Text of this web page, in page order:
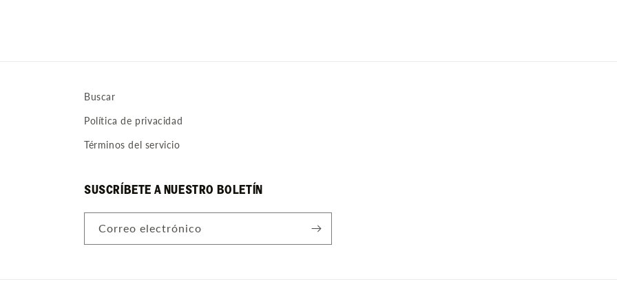
Buscar
Política de privacidad
Términos del servicio
SUSCRÍBETE A NUESTRO BOLETÍN
Correo electrónico